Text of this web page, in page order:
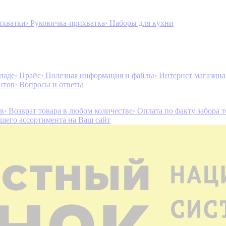
› Руковичка-прихватка› Наборы для кухни
› Прайс› Полезная информация и файлы› Интернет
› Вопросы и ответы
› Возврат товара в любом количестве› Оплата по факту забора
ассортимента на Ваш сайт